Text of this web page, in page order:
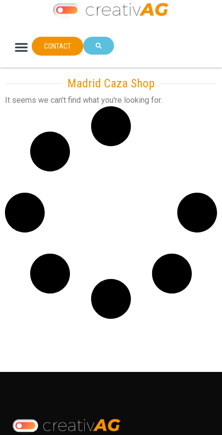
CONTACT
Madrid Caza Shop
It seems we can't find what you're looking for.